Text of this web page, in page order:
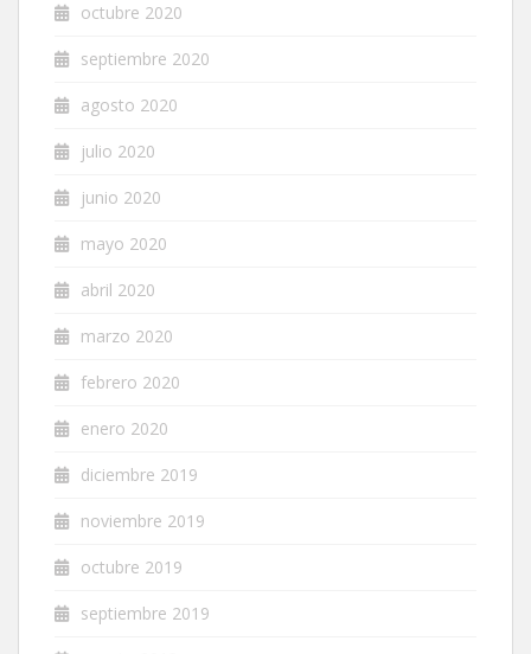
octubre 2020
septiembre 2020
agosto 2020
julio 2020
junio 2020
mayo 2020
abril 2020
marzo 2020
febrero 2020
enero 2020
diciembre 2019
noviembre 2019
octubre 2019
septiembre 2019